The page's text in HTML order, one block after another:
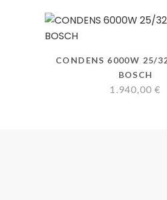
CONDENS 6000W 25/
BOSCH
1.940,00€